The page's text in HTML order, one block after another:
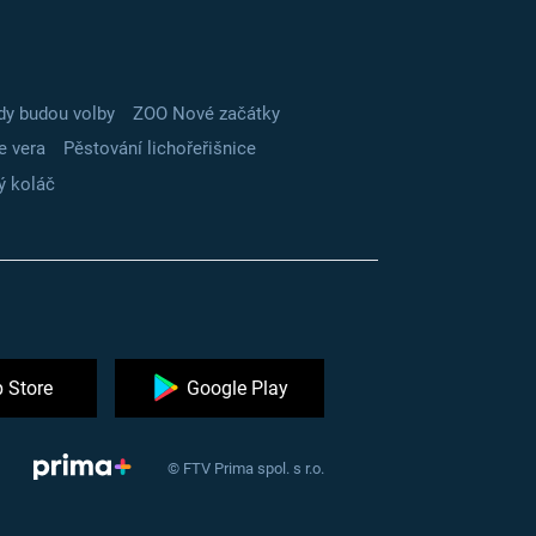
budou volby
ZOO Nové začátky
vera
Pěstování lichořeřišnice
koláč
Store Google Play
© FTV Prima spol. s r.o.